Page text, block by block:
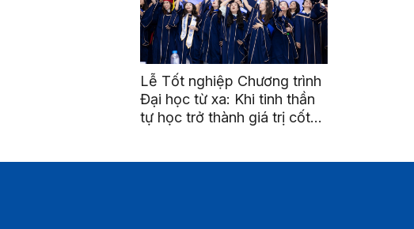
Lễ Tốt nghiệp Chương trình
Đại học từ xa: Khi tinh thần
tự học trở thành giá trị cốt